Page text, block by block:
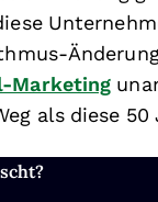
Marketing
als diese